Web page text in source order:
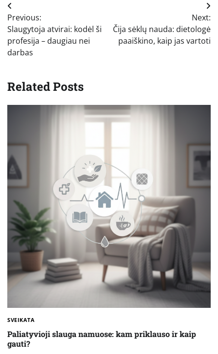
Navigacija
tarp
įrašų
Previous:
Slaugytoja atvirai: kodėl ši
profesija – daugiau nei
darbas
Next:
Čija sėklų nauda: dietologė
paaiškino, kaip jas vartoti
Related Posts
SVEIKATA
Paliatyvioji slauga namuose: kam priklauso ir kaip
gauti?